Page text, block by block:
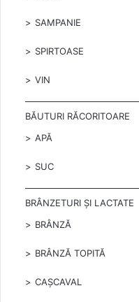
SAMPANIE
SPIRTOASE
VIN
BĂUTURI RĂCORITOARE
APĂ
SUC
BRÂNZETURI ȘI LACTATE
BRÂNZĂ
BRÂNZĂ TOPITĂ
CAȘCAVAL